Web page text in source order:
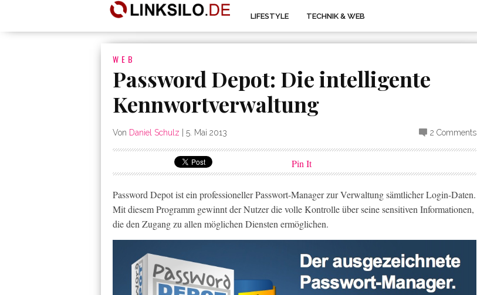
LIFESTYLE TECHNIK & WEB
WEB
Password Depot: Die intelligente
Kennwortverwaltung
Von Daniel Schulz 5. Mai 2013 2 Comments
Pin It
Password Depot ist ein professioneller Passwort-Manager zur Verwaltung sämtlicher Login-Daten.
Mit diesem Programm gewinnt der Nutzer die volle Kontrolle über seine sensitiven Informationen,
die den Zugang zu allen möglichen Diensten ermöglichen.